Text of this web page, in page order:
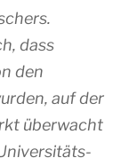
dass
den
auf der
überwacht